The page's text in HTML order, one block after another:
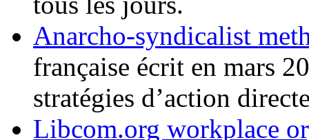
Anarcho-syndicalist
française écrit en mars
stratégies d’action
Libcom.org workplace